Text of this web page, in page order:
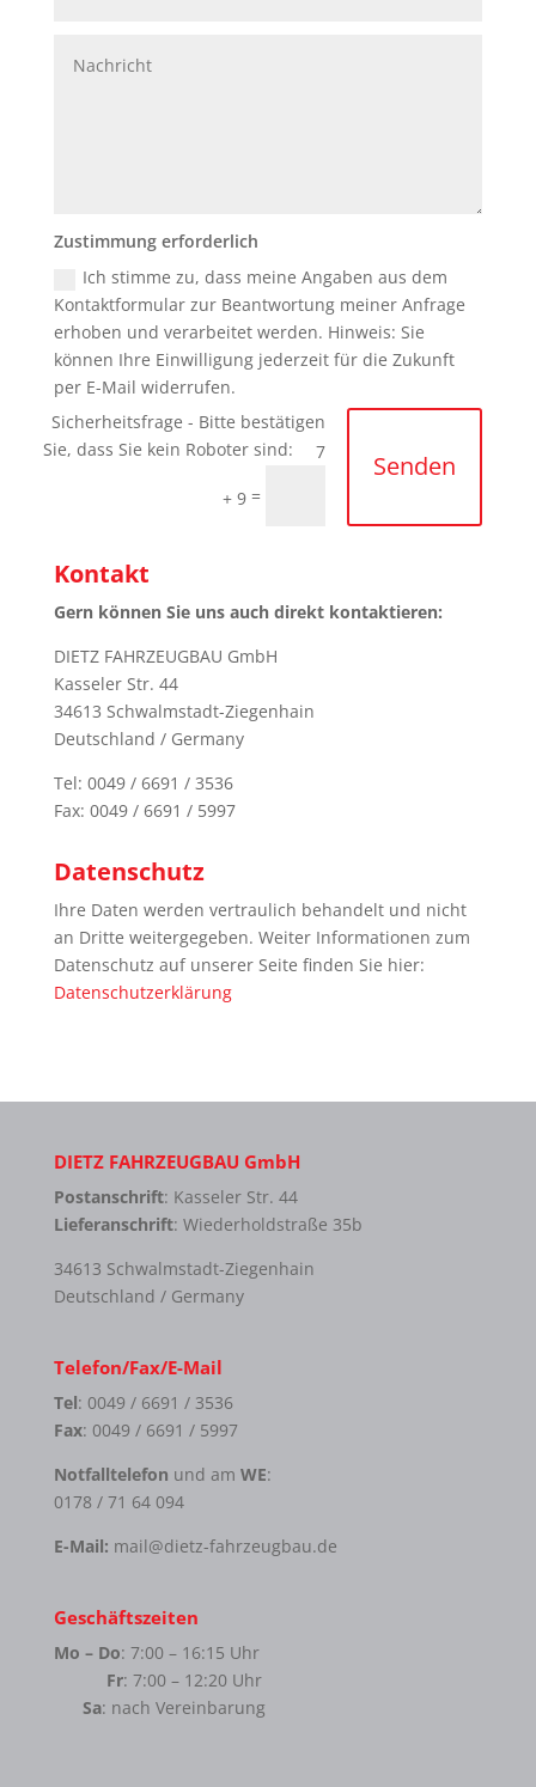
Zustimmung erforderlich
Ich stimme zu, dass meine Angaben aus dem
Kontaktformular zur Beantwortung meiner Anfrage
erhoben und verarbeitet werden. Hinweis: Sie
können Ihre Einwilligung jederzeit für die Zukunft
per E-Mail widerrufen.
7
+ 9 =
Senden
Kontakt
Gern können Sie uns auch direkt kontaktieren:
DIETZ FAHRZEUGBAU GmbH
Kasseler Str. 44
34613 Schwalmstadt-Ziegenhain
Deutschland / Germany
Tel: 0049 / 6691 / 3536
Fax: 0049 / 6691 / 5997
Datenschutz
Ihre Daten werden vertraulich behandelt und nicht
an Dritte weitergegeben. Weiter Informationen zum
Datenschutz auf unserer Seite finden Sie hier:
Datenschutzerklärung
DIETZ FAHRZEUGBAU GmbH
Postanschrift: Kasseler Str. 44
Lieferanschrift: Wiederholdstraße 35b
34613 Schwalmstadt-Ziegenhain
Deutschland / Germany
Telefon/Fax/E-Mail
Tel: 0049 / 6691 / 3536
Fax: 0049 / 6691 / 5997
Notfalltelefon und am WE:
0178 / 71 64 094
E-Mail: mail@dietz-fahrzeugbau.de
Geschäftszeiten
Mo – Do: 7:00 – 16:15 Uhr
Fr: 7:00 – 12:20 Uhr
Sa: nach Vereinbarung